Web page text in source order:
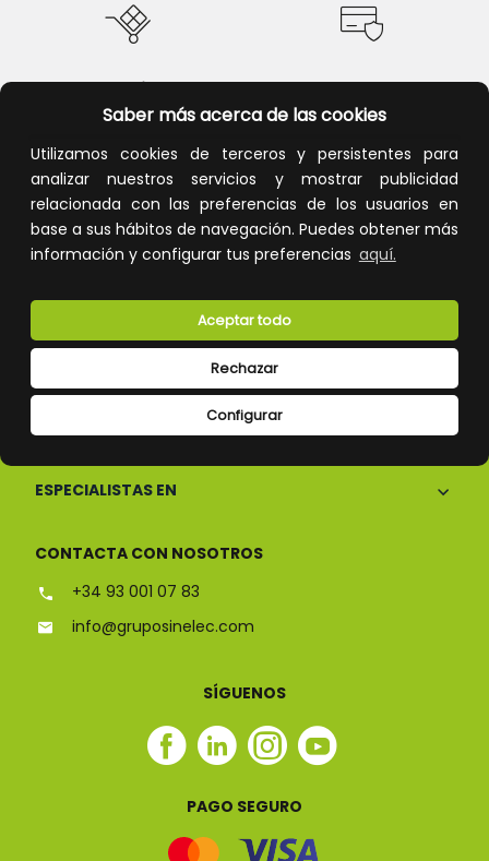
Saber más acerca de las cookies
Utilizamos cookies de terceros y persistentes para
analizar nuestros servicios y mostrar publicidad
relacionada con las preferencias de los usuarios en
base a sus hábitos de navegación. Puedes obtener más
información y configurar tus preferencias aquí.
Configurar
Rechazar
Aceptar todo
Devoluciones Pago seguro
Atención al cliente
ESPECIALISTAS EN
CONTACTA CON NOSOTROS
+34 93 001 07 83
info@gruposinelec.com
SÍGUENOS
Facebook
Linkedin
Instagram
Youtube
PAGO SEGURO